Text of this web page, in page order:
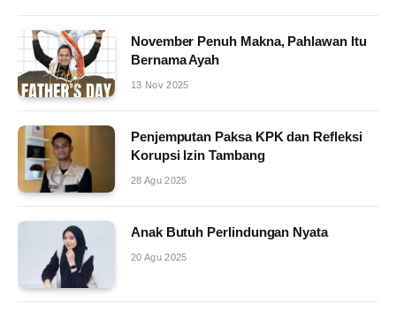
November Penuh Makna, Pahlawan Itu
Bernama Ayah
13 Nov 2025
Penjemputan Paksa KPK dan Refleksi
Korupsi Izin Tambang
28 Agu 2025
Anak Butuh Perlindungan Nyata
20 Agu 2025